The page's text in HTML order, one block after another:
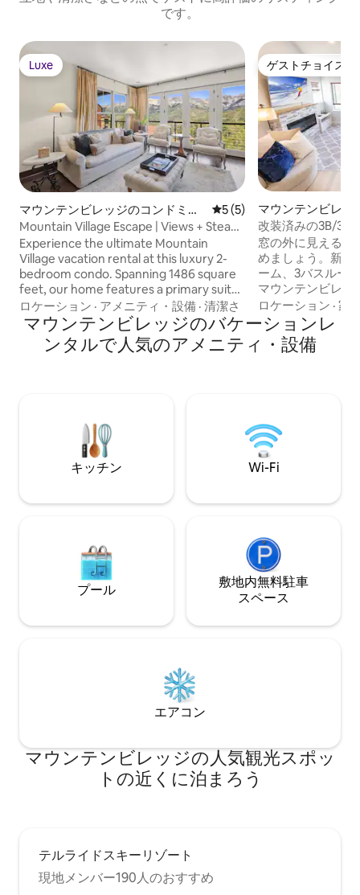
です。
Luxe
Luxe
マウンテンビレッジのコンドミニ
アム
レビュー5件、5つ星中5つ
5 (5)
Mountain Village Escape | Views + Steam
Shower
Experience the ultimate Mountain
Village vacation rental at this luxury 2-
bedroom condo. Spanning 1486 square
feet, our home features a primary suite
with a steam shower, jacuzzi tub and a
private mountain-view of the patio.
Gather in the expansive living area
anchored by a stacked-stone fireplace
alpine adventure.
ロケーション · アメニティ・設備 · 清潔さ
ゲストチョイス
ゲストチョイス
マウンテンビレッ
ミニアム
改装済みの3B/3B
が簡単！コンドラ
窓の外に見えるサ
めましょう。新し
ーム、3バスルー
マウンテンビレッ
テラライド・ス
ト、パルマイラ・
マウンテンの景
す。スキー、ハ
フ、またはバルコ
するためにここに
も、この宿泊先は
めるご家族やグル
ロケーション ·家
マウンテンビレッジのバケーションレ
ンタルで人気のアメニティ・設備
キッチン Wi-Fi
プール
敷地内無料駐⁠車
ス⁠ペ⁠ー⁠ス
エアコン
マウンテンビレッジの人気観光スポッ
トの近くに泊まろう
テルライドスキーリゾート
現地メンバー190人のおすすめ